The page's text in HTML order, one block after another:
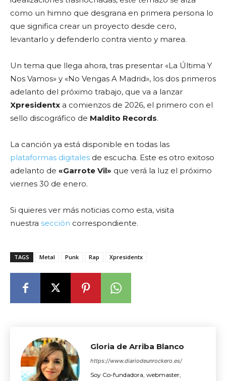
como un himno que desgrana en primera persona lo
que significa crear un proyecto desde cero,
levantarlo y defenderlo contra viento y marea.
Un tema que llega ahora, tras presentar «La Última Y
Nos Vamos» y «No Vengas A Madrid», los dos primeros
adelanto del próximo trabajo, que va a lanzar
Xpresidentx a comienzos de 2026, el primero con el
sello discográfico de Maldito Records.
La canción ya está disponible en todas las
plataformas digitales de escucha. Este es otro exitoso
adelanto de «Garrote Vil» que verá la luz el próximo
viernes 30 de enero.
Si quieres ver más noticias como esta, visita
nuestra sección correspondiente.
TAGS Metal Punk Rap Xpresidentx
Gloria de Arriba Blanco
https://www.diariodeunrockero.es/
Soy Co-fundadora, webmaster,